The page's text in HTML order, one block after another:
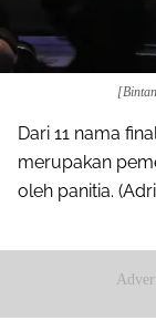
Dari 11 nama
merupakan
oleh panitia.